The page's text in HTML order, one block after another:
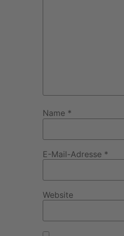
Name *
E-Mail-Adresse *
Website